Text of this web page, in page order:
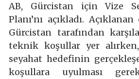
AB, Gürcistan için Vize
Planı’nı açıkladı.
Gürcistan tarafından
teknik koşullar yer
seyahat hedefinin
koşullara uyulması